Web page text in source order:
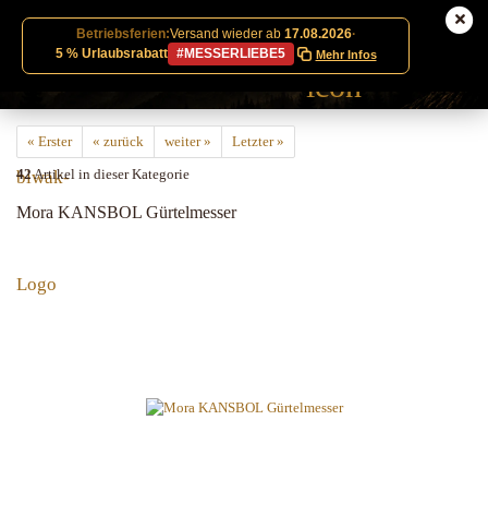
Betriebsferien:Versand wieder ab 17.08.2026·
5 % Urlaubsrabatt
#MESSERLIEBE5 Mehr Infos
« Erster « zurück weiter »
Letzter »
42Artikel in dieser Kategorie
Mora KANSBOL Gürtelmesser